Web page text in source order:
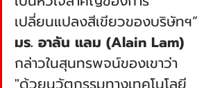
เปลี่ยนแปลงสีเขียวของบริษัทฯ”
มร. อาลัน แลม (Alain Lam)
กล่าวในสุนทรพจน์ของเขาว่า